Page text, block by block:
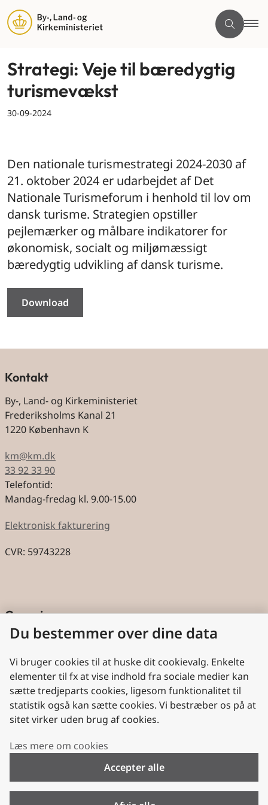
Strategi: Veje til bæredygtig
turismevækst
30-09-2024
Den nationale turismestrategi 2024-2030 af
21. oktober 2024 er udarbejdet af Det
Nationale Turismeforum i henhold til lov om
dansk turisme. Strategien opstiller
pejlemærker og målbare indikatorer for
økonomisk, socialt og miljømæssigt
bæredygtig udvikling af dansk turisme.
Download
Kontakt
By-, Land- og Kirkeministeriet
Frederiksholms Kanal 21
1220 København K
km@km.dk
33 92 33 90
Telefontid:
Mandag-fredag kl. 9.00-15.00
Elektronisk fakturering
CVR: 59743228
Genveje
Cookies
Aktindsigt
Persondatabeskyttelse
Nyttige links
Plan- og Landdistriktsstyrelsen
Folkekirken.dk
Du bestemmer over dine data
Vi bruger cookies til at huske dit cookievalg. Enkelte
elementer til fx at vise indhold fra sociale medier kan
sætte tredjeparts cookies, ligesom funktionalitet til
statistik også kan sætte cookies. Vi bestræber os på at
sitet virker uden brug af cookies.
Læs mere om cookies
Accepter alle